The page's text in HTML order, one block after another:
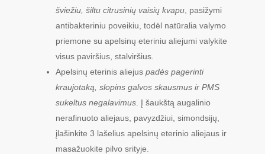
šviežiu, šiltu citrusinių vaisių kvapu , pasižymi
antibakteriniu poveikiu, todėl natūralia valymo
priemone su apelsinų eteriniu aliejumi valykite
visus paviršius, stalviršius.
Apelsinų eterinis aliejus padės pagerinti
kraujotaką, slopins galvos skausmus ir PMS
sukeltus negalavimus . Į šaukštą augalinio
nerafinuoto aliejaus, pavyzdžiui, simondsijų,
įlašinkite 3 lašelius apelsinų eterinio aliejaus ir
masažuokite pilvo srityje.